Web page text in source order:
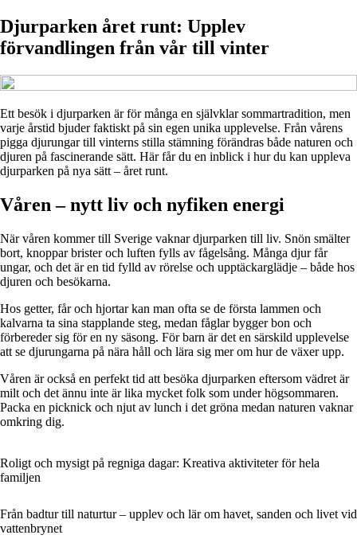
Djurparken året runt: Upplev
förvandlingen från vår till vinter
Ett besök i djurparken är för många en självklar sommartradition, men
varje årstid bjuder faktiskt på sin egen unika upplevelse. Från vårens
pigga djurungar till vinterns stilla stämning förändras både naturen och
djuren på fascinerande sätt. Här får du en inblick i hur du kan uppleva
djurparken på nya sätt – året runt.
Våren – nytt liv och nyfiken energi
När våren kommer till Sverige vaknar djurparken till liv. Snön smälter
bort, knoppar brister och luften fylls av fågelsång. Många djur får
ungar, och det är en tid fylld av rörelse och upptäckarglädje – både hos
djuren och besökarna.
Hos getter, får och hjortar kan man ofta se de första lammen och
kalvarna ta sina stapplande steg, medan fåglar bygger bon och
förbereder sig för en ny säsong. För barn är det en särskild upplevelse
att se djurungarna på nära håll och lära sig mer om hur de växer upp.
Våren är också en perfekt tid att besöka djurparken eftersom vädret är
milt och det ännu inte är lika mycket folk som under högsommaren.
Packa en picknick och njut av lunch i det gröna medan naturen vaknar
omkring dig.
Roligt och mysigt på regniga dagar: Kreativa aktiviteter för hela
familjen
Från badtur till naturtur – upplev och lär om havet, sanden och livet vid
vattenbrynet